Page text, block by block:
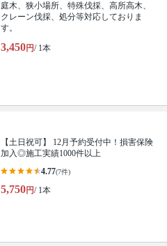
庭木、狭小場所、特殊伐採、高所高木、
クレーン伐採、処分等対応しておりま
す。
3,450円/ 1本
【土日祝可】 12月予約受付中！損害保険
加入◎施工実績1000件以上
4.77(7件)
5,750円/ 1本